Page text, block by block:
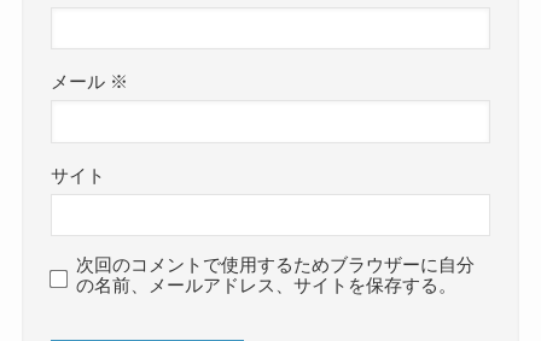
メール ※
サイト
次回のコメントで使用するためブラウザーに自分
の名前、メールアドレス、サイトを保存する。